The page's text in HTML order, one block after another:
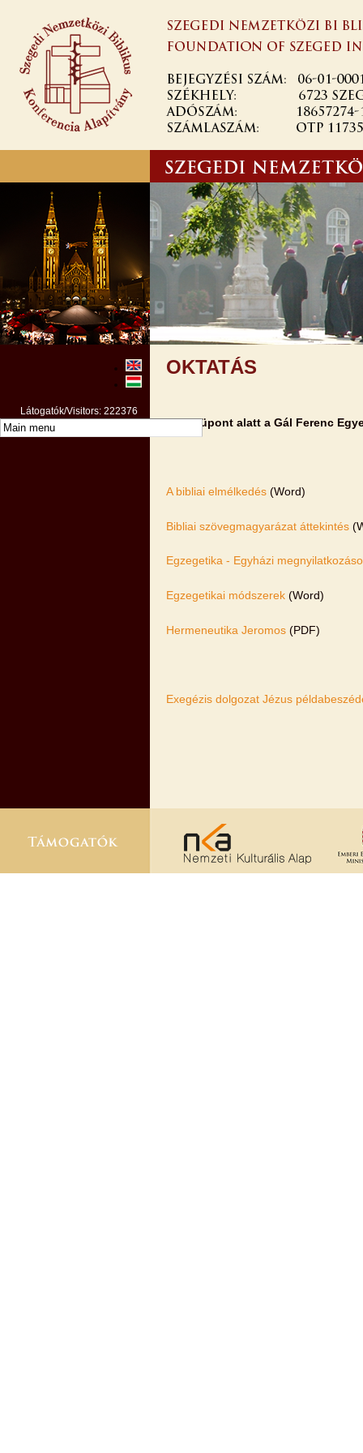
OKTATÁS
E menüpont alatt a Gál Ferenc
A bibliai elmélkedés (Word)
Bibliai szövegmagyarázat áttekintés
Egzegetika - Egyházi
Egzegetikai módszerek (Word)
Hermeneutika Jeromos (PDF)
Exegézis dolgozat Jézus
Látogatók/Visitors: 222376